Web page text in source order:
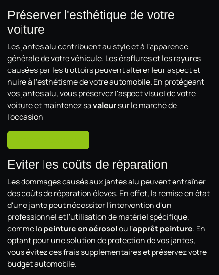
Préserver l'esthétique de votre
voiture
Les jantes alu contribuent au style et à l'apparence
générale de votre véhicule. Les éraflures et les rayures
causées par les trottoirs peuvent altérer leur aspect et
nuire à l'esthétisme de votre automobile. En protégeant
vos jantes alu, vous préservez l'aspect visuel de votre
voiture et maintenez savaleursur le marché de
l'occasion.
Eviter les coûts de réparation
Les dommages causés aux jantes alu peuvent entraîner
des coûts de réparation élevés. En effet, la remise en état
d'une jante peut nécessiter l'intervention d'un
professionnel et l'utilisation de matériel spécifique,
comme la peinture en aérosolou l'apprêt peinture. En
optant pour une solution de protection de vos jantes,
vous évitez ces frais supplémentaires et préservez votre
budget automobile.